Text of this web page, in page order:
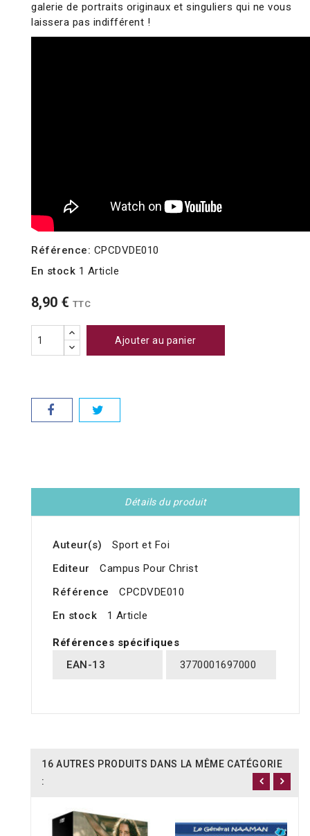
galerie de portraits originaux et singuliers qui ne vous
laissera pas indifférent !
Référence: CPCDVDE010
En stock 1 Article
8,90 € TTC
Ajouter au panier
Détails du produit
Auteur(s)
Sport et Foi
Editeur
Campus Pour Christ
Référence
CPCDVDE010
En stock
1 Article
Références spécifiques
EAN-13
3770001697000
16 AUTRES PRODUITS DANS LA MÊME CATÉGORIE
: